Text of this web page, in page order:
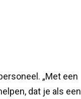
„Met een
dat je als een